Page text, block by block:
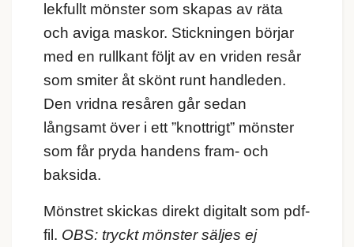
lekfullt mönster som skapas av räta
och aviga maskor. Stickningen börjar
med en rullkant följt av en vriden resår
som smiter åt skönt runt handleden.
Den vridna resåren går sedan
långsamt över i ett ”knottrigt” mönster
som får pryda handens fram- och
baksida.
Mönstret skickas direkt digitalt som pdf-
fil. OBS: tryckt mönster säljes ej